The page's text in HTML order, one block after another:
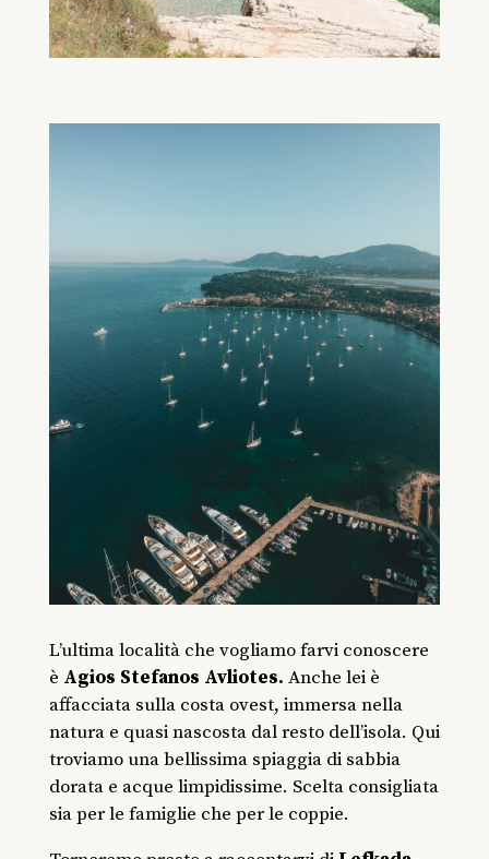
L’ultima località che vogliamo farvi conoscere
è Agios Stefanos Avliotes. Anche lei è
affacciata sulla costa ovest, immersa nella
natura e quasi nascosta dal resto dell’isola. Qui
troviamo una bellissima spiaggia di sabbia
dorata e acque limpidissime. Scelta consigliata
sia per le famiglie che per le coppie.